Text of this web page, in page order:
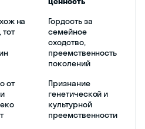
на
Гордость за
семейное
сходство,
преемственность
поколений
от
Признание
генетической и
культурной
преемственности